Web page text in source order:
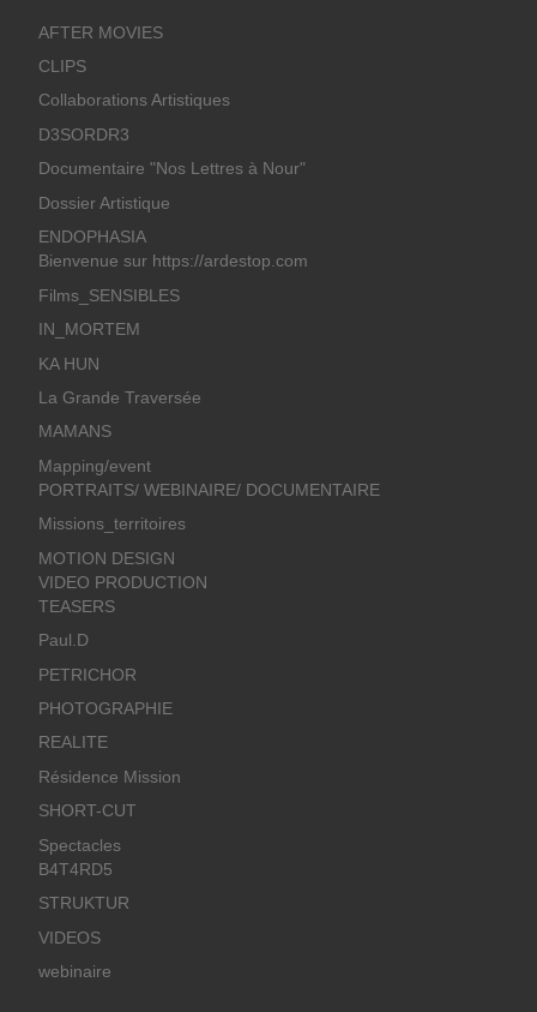
AFTER MOVIES
CLIPS
Collaborations Artistiques
D3SORDR3
Documentaire "Nos Lettres à Nour"
Dossier Artistique
ENDOPHASIA
Bienvenue sur https://ardestop.com
Films_SENSIBLES
IN_MORTEM
KA HUN
La Grande Traversée
MAMANS
Mapping/event
PORTRAITS/ WEBINAIRE/ DOCUMENTAIRE
Missions_territoires
MOTION DESIGN
VIDEO PRODUCTION
TEASERS
Paul.D
PETRICHOR
PHOTOGRAPHIE
REALITE
Résidence Mission
SHORT-CUT
Spectacles
B4T4RD5
STRUKTUR
VIDEOS
webinaire